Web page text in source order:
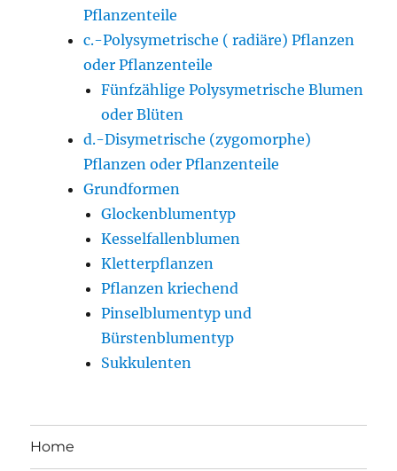
Pflanzenteile
c.-Polysymetrische ( radiäre) Pflanzen
oder Pflanzenteile
Fünfzählige Polysymetrische Blumen
oder Blüten
d.-Disymetrische (zygomorphe)
Pflanzen oder Pflanzenteile
Grundformen
Glockenblumentyp
Kesselfallenblumen
Kletterpflanzen
Pflanzen kriechend
Pinselblumentyp und
Bürstenblumentyp
Sukkulenten
Home